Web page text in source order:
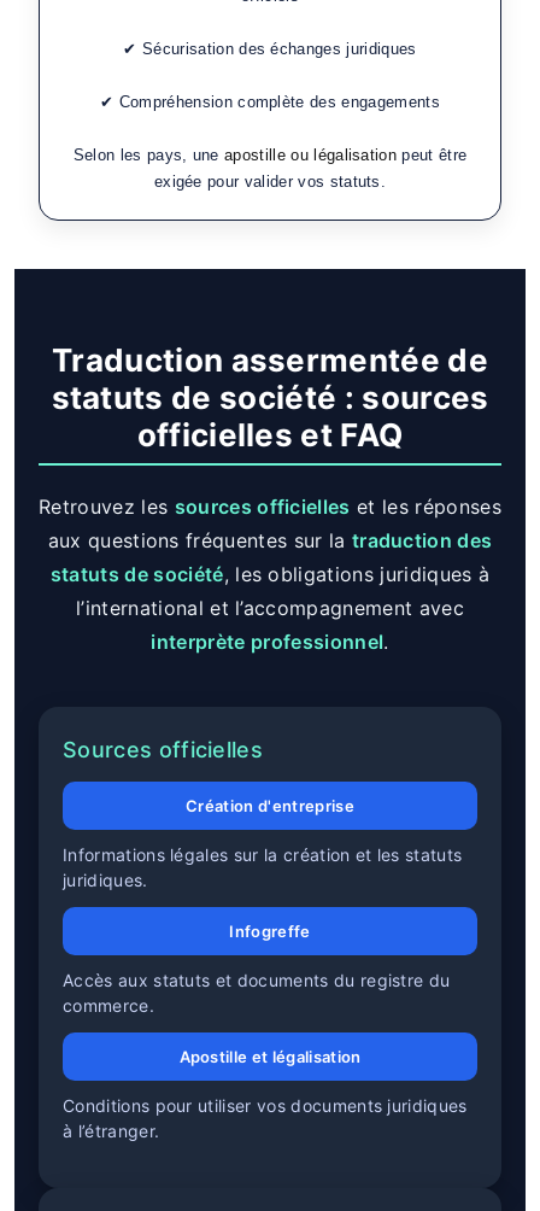
✔ Sécurisation des échanges juridiques
✔ Compréhension complète des engagements
Selon les pays, uneapostille ou légalisation peut être
exigée pour valider vos statuts.
Traduction assermentée de
statuts de société : sources
officielles et FAQ
Retrouvez les sources officielles et les réponses
aux questions fréquentes sur la traduction des
statuts de société, les obligations juridiques à
l’international et l’accompagnement avec
interprète professionnel.
Sources officielles
Création d'entreprise
Informations légales sur la création et les statuts
juridiques.
Infogreffe
Accès aux statuts et documents du registre du
commerce.
Apostille et légalisation
Conditions pour utiliser vos documents juridiques
à l’étranger.